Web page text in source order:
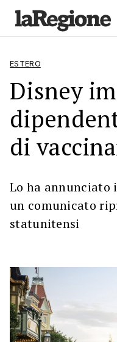
ESTERO
Disney
di
Lo ha
un comunicato
statunitensi